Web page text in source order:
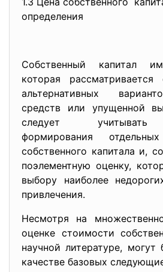
определения
Собственный капитал
которая
альтернативных
средств или упущенной
следует учитывать
формирования
собственного капитала и,
поэлементную оценку,
выбору наиболее
привлечения.
Несмотря на
оценке стоимости
научной литературе,
качестве базовых